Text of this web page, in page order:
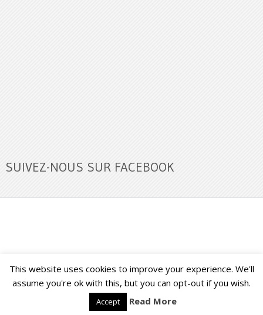
SUIVEZ-NOUS SUR FACEBOOK
Buzz Ultra Copyright © 2026. Back to Top ↑
This website uses cookies to improve your experience. We'll
assume you're ok with this, but you can opt-out if you wish.
Accept Read More
Français English ( Anglais)